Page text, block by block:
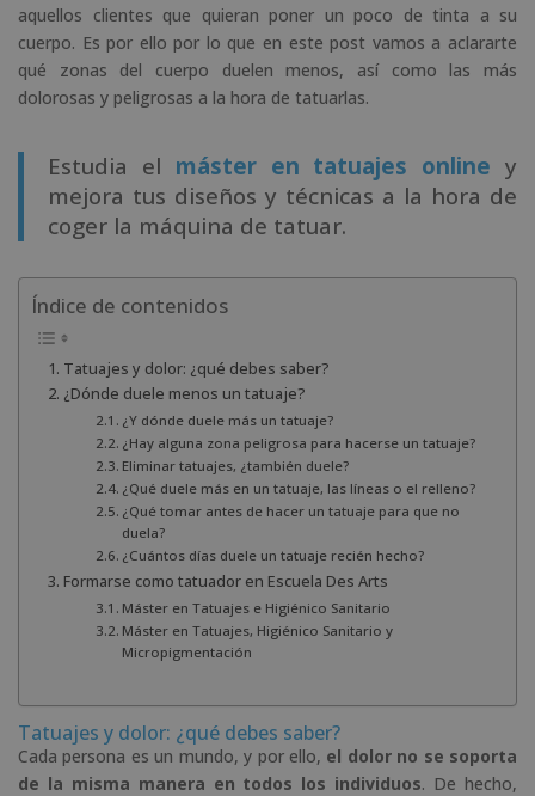
aquellos clientes que quieran poner un poco de tinta a su
cuerpo. Es por ello por lo que en este post vamos a aclararte
qué zonas del cuerpo duelen menos, así como las más
dolorosas y peligrosas a la hora de tatuarlas.
Estudia el máster en tatuajes online y
mejora tus diseños y técnicas a la hora de
coger la máquina de tatuar.
Índice de contenidos
Tatuajes y dolor: ¿qué debes saber?
¿Dónde duele menos un tatuaje?
¿Y dónde duele más un tatuaje?
¿Hay alguna zona peligrosa para hacerse un tatuaje?
Eliminar tatuajes, ¿también duele?
¿Qué duele más en un tatuaje, las líneas o el relleno?
¿Qué tomar antes de hacer un tatuaje para que no
duela?
¿Cuántos días duele un tatuaje recién hecho?
Formarse como tatuador en Escuela Des Arts
Máster en Tatuajes e Higiénico Sanitario
Máster en Tatuajes, Higiénico Sanitario y
Micropigmentación
Tatuajes y dolor: ¿qué debes saber?
Cada persona es un mundo, y por ello, el dolor no se soporta
de la misma manera en todos los individuos. De hecho,